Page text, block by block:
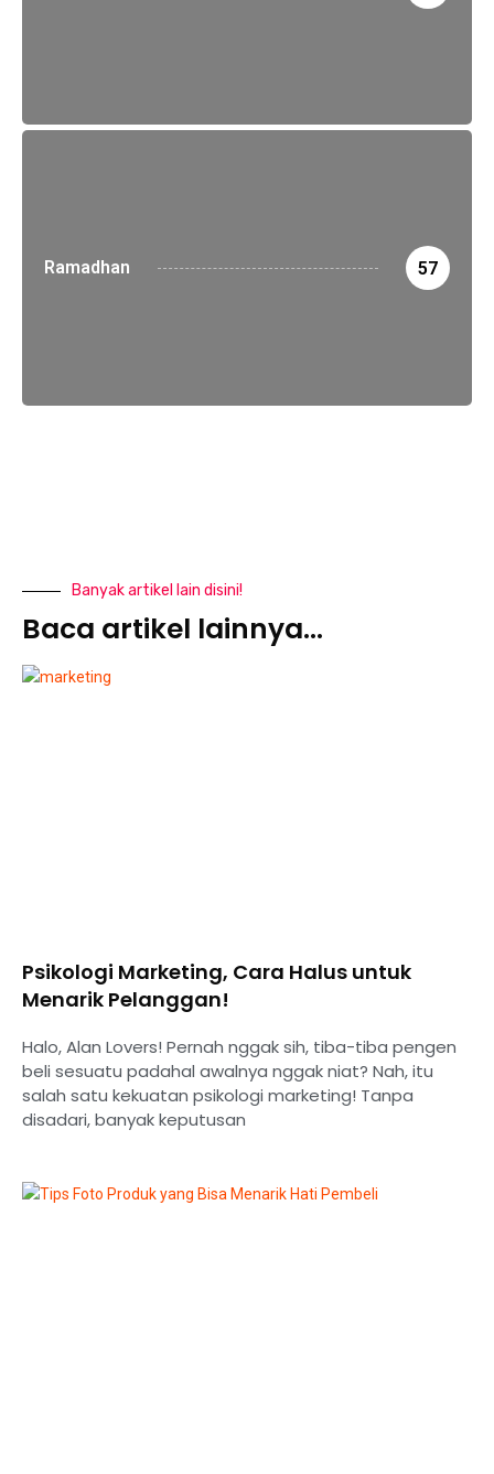
Ramadhan 57
Banyak artikel lain disini!
Baca artikel lainnya...
Psikologi Marketing, Cara Halus untuk
Menarik Pelanggan!
Halo, Alan Lovers! Pernah nggak sih, tiba-tiba pengen
beli sesuatu padahal awalnya nggak niat? Nah, itu
salah satu kekuatan psikologi marketing! Tanpa
disadari, banyak keputusan